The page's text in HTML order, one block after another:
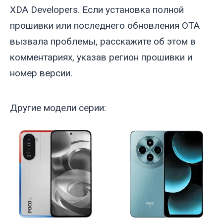
XDA Developers. Если установка полной
прошивки или последнего обновления OTA
вызвала проблемы, расскажите об этом в
комментариях, указав регион прошивки и
номер версии.
Другие модели серии: